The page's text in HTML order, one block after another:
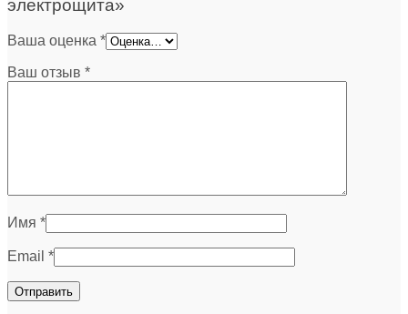
электрощита»
Ваша оценка *
Ваш отзыв *
Имя *
Email *